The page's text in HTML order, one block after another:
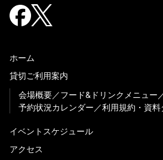
ホーム
貸切ご利用案内
会場概要
フード&ドリンクメニュー
予約状況カレンダー
利用規約・資料
イベントスケジュール
アクセス